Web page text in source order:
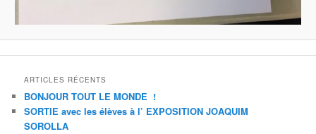
ARTICLES RÉCENTS
BONJOUR TOUT LE MONDE !
SORTIE avec les élèves à l’ EXPOSITION JOAQUIM
SOROLLA